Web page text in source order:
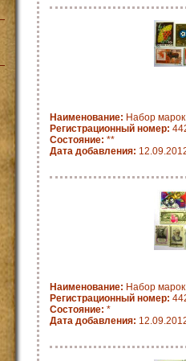
Наименование: Набор
Регистрационный номер:
Состояние: **
Дата добавления:
Наименование: Набор
Регистрационный номер:
Состояние: *
Дата добавления: